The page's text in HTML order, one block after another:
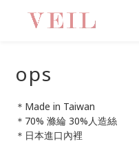
ops
＊Made in Taiwan
＊70% 滌綸 30%人造絲
＊日本進口內裡